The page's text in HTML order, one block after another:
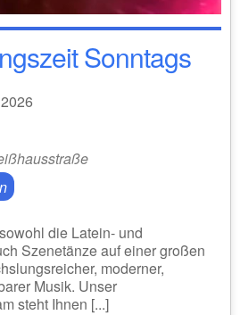
Sonntags
2026
die Latein- und
Szenetänze auf einer großen
moderner,
Musik. Unser
steht Ihnen [...]